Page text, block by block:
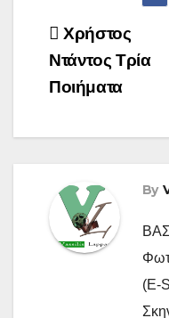
Χρήστος
Ντάντος Τρία
Ποιήματα
By
(E-